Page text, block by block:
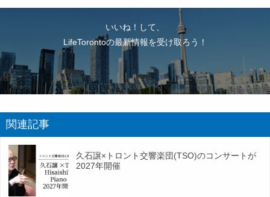
いいね！して、
LifeTorontoの最新情報を受け取ろう！
関連記事
久石譲×トロント交響楽団(TSO)のコンサートが
2027年開催